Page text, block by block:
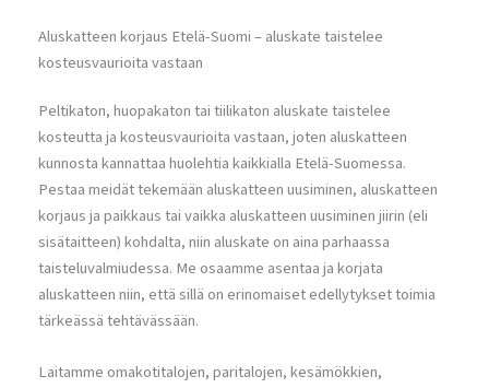
Aluskatteen korjaus Etelä-Suomi – aluskate taistelee
kosteusvaurioita vastaan
Peltikaton, huopakaton tai tiilikaton aluskate taistelee
kosteutta ja kosteusvaurioita vastaan, joten aluskatteen
kunnosta kannattaa huolehtia kaikkialla Etelä-Suomessa.
Pestaa meidät tekemään aluskatteen uusiminen, aluskatteen
korjaus ja paikkaus tai vaikka aluskatteen uusiminen jiirin (eli
sisätaitteen) kohdalta, niin aluskate on aina parhaassa
taisteluvalmiudessa. Me osaamme asentaa ja korjata
aluskatteen niin, että sillä on erinomaiset edellytykset toimia
tärkeässä tehtävässään.
Laitamme omakotitalojen, paritalojen, kesämökkien,